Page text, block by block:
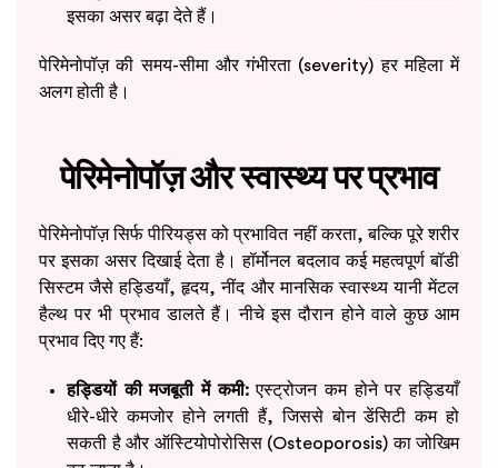
इसका असर बढ़ा देते हैं।
पेरिमेनोपॉज़ की समय-सीमा और गंभीरता (severity) हर महिला में
अलग होती है।
पेरिमेनोपॉज़ और स्वास्थ्य पर प्रभाव
पेरिमेनोपॉज़ सिर्फ पीरियड्स को प्रभावित नहीं करता, बल्कि पूरे शरीर
पर इसका असर दिखाई देता है। हॉर्मोनल बदलाव कई महत्वपूर्ण बॉडी
सिस्टम जैसे हड्डियाँ, हृदय, नींद और मानसिक स्वास्थ्य यानी मेंटल
हैल्थ पर भी प्रभाव डालते हैं। नीचे इस दौरान होने वाले कुछ आम
प्रभाव दिए गए हैं:
हड्डियों की मजबूती में कमी:एस्ट्रोजन कम होने पर हड्डियाँ
धीरे-धीरे कमजोर होने लगती हैं, जिससे बोन डेंसिटी कम हो
सकती है और ऑस्टियोपोरोसिस (Osteoporosis) का जोखिम